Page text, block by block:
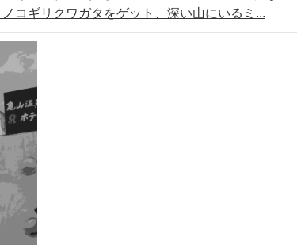
コギリクワガタをゲット、深い山にいるミ...